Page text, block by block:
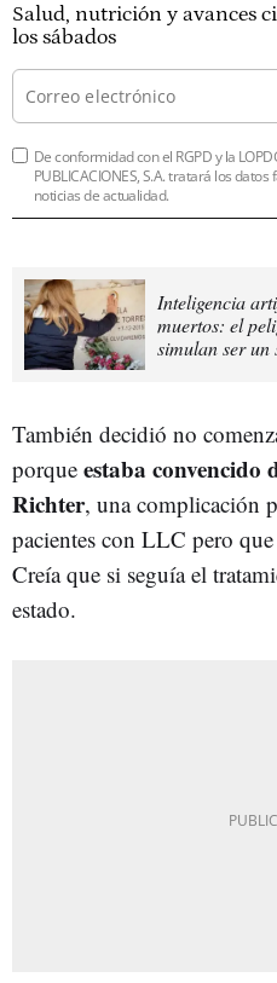
Salud, nutrición y avances
los sábados
De conformidad con el RGPD y la
PUBLICACIONES, S.A. tratará los
noticias de actualidad.
Inteligencia
muertos: el
simulan ser un
También decidió no
porque estaba convencido
Richter, una complicación
pacientes con LLC pero que
Creía que si seguía el
estado.